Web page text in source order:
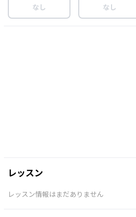
なし なし
レッスン
レッスン情報はまだありません